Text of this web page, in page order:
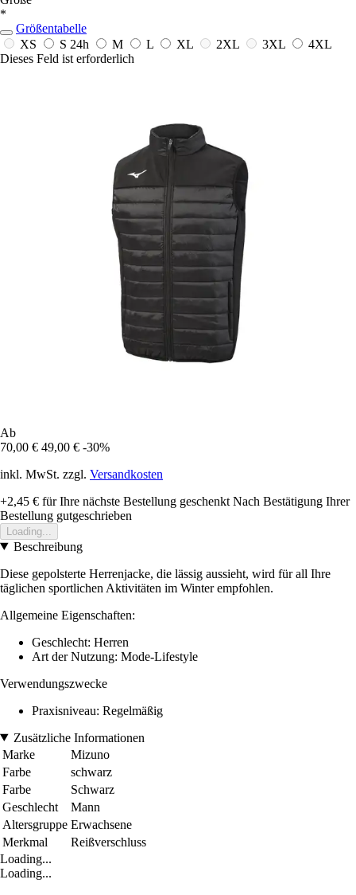
*
Größentabelle
XS
S 24h M L XL 2XL 3XL
4XL
Dieses Feld ist erforderlich
Ab
70,00 € 49,00 € -30%
inkl. MwSt. zzgl. Versandkosten
+2,45 € für Ihre nächste Bestellung geschenkt Nach Bestätigung Ihrer
Bestellung gutgeschrieben
Loading...
Beschreibung
Diese gepolsterte Herrenjacke, die lässig aussieht, wird für all Ihre
täglichen sportlichen Aktivitäten im Winter empfohlen.
Allgemeine Eigenschaften:
Geschlecht: Herren
Art der Nutzung: Mode-Lifestyle
Verwendungszwecke
Praxisniveau: Regelmäßig
Zusätzliche Informationen
Marke
Mizuno
Farbe
schwarz
Farbe
Schwarz
Geschlecht
Mann
Altersgruppe Erwachsene
Merkmal
Reißverschluss
Loading...
Loading...